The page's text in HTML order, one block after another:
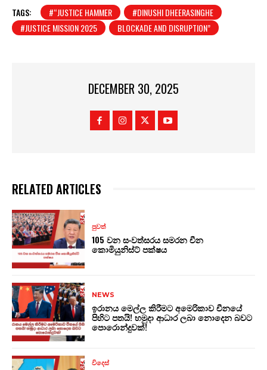
TAGS: #“JUSTICE HAMMER
#DINUSHI DHEERASINGHE
#JUSTICE MISSION 2025
BLOCKADE AND DISRUPTION”
DECEMBER 30, 2025
RELATED ARTICLES
පුවත්
105 වන සංවත්සරය සමරන චීන
කොමියුනිස්ට් පක්ෂය
NEWS
ඉරානය මෙල්ල කිරීමට අමෙරිකාව චීනයේ
පිහිට පතයි! හමුදා ආධාර ලබා නොදෙන බවට
පොරොන්දුවක්!
විදෙස්